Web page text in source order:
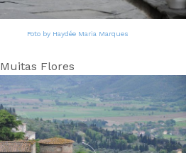
Foto by Haydée Maria Marques
Muitas Flores